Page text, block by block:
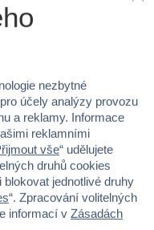
nezbytné
účely analýzy provozu
a reklamy. Informace
reklamními
vše“ udělujete
druhů cookies
jednotlivé druhy
“. Zpracování volitelných
informací v Zásadách